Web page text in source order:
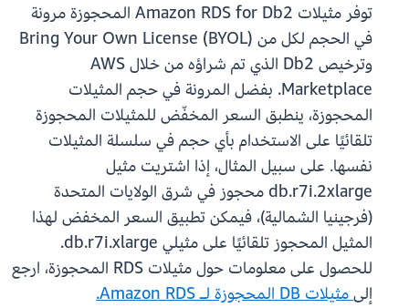
توفر مثيلات Amazon RDS for Db2 المحجوزة مرونة
في الحجم لكل من Bring Your Own License (BYOL)
وترخيص Db2 الذي تم شراؤه من خلال AWS
Marketplace. بفضل المرونة في حجم المثيلات
المحجوزة، ينطبق السعر المخفّض للمثيلات المحجوزة
تلقائيًا على الاستخدام بأي حجم في سلسلة المثيلات
نفسها. على سبيل المثال، إذا اشتريت مثيل
db.r7i.2xlarge محجوز في شرق الولايات المتحدة
(فرجينيا الشمالية)، فيمكن تطبيق السعر المخفض لهذا
المثيل المحجوز تلقائيًا على مثيلي db.r7i.xlarge.
للحصول على معلومات حول مثيلات RDS المحجوزة، ارجع
إلىمثيلات DB المحجوزة لـ Amazon RDS.